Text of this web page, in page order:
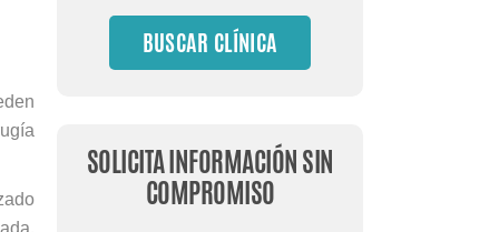
BUSCAR CLÍNICA
SOLICITA INFORMACIÓN SIN
COMPROMISO